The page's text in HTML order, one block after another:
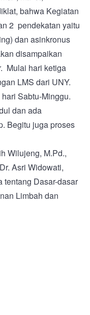
bahwa Kegiatan
2 pendekatan yaitu
dan asinkronus
disampaikan
Mulai hari ketiga
LMS dari UNY.
Sabtu-Minggu.
dan ada
Begitu juga proses
Wilujeng, M.Pd.,
Asri Widowati,
tentang Dasar-dasar
Limbah dan